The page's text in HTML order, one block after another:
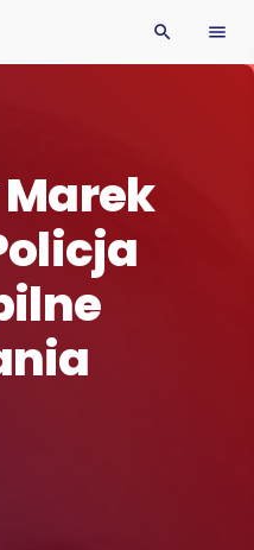
search menu